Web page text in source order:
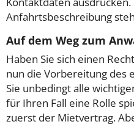
Anfahrtsbeschreibung
Auf dem Weg zum
Haben Sie sich einen
nun die Vorbereitung des
Sie unbedingt alle
für Ihren Fall eine Rolle
zuerst der Mietvertrag.